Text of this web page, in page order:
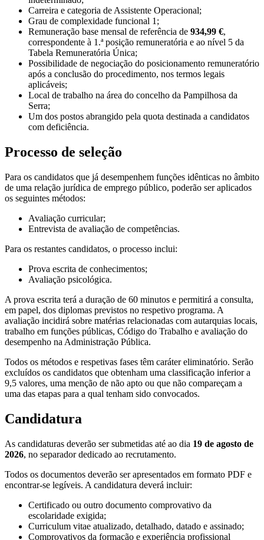
Carreira e categoria de Assistente Operacional;
Grau de complexidade funcional 1;
Remuneração base mensal de referência de 934,99 €,
correspondente à 1.ª posição remuneratória e ao nível 5 da
Tabela Remuneratória Única;
Possibilidade de negociação do posicionamento remuneratório
após a conclusão do procedimento, nos termos legais
aplicáveis;
Local de trabalho na área do concelho da Pampilhosa da
Serra;
Um dos postos abrangido pela quota destinada a candidatos
com deficiência.
Processo de seleção
Para os candidatos que já desempenhem funções idênticas no âmbito
de uma relação jurídica de emprego público, poderão ser aplicados
os seguintes métodos:
Avaliação curricular;
Entrevista de avaliação de competências.
Para os restantes candidatos, o processo inclui:
Prova escrita de conhecimentos;
Avaliação psicológica.
A prova escrita terá a duração de 60 minutos e permitirá a consulta,
em papel, dos diplomas previstos no respetivo programa. A
avaliação incidirá sobre matérias relacionadas com autarquias locais,
trabalho em funções públicas, Código do Trabalho e avaliação do
desempenho na Administração Pública.
Todos os métodos e respetivas fases têm caráter eliminatório. Serão
excluídos os candidatos que obtenham uma classificação inferior a
9,5 valores, uma menção de não apto ou que não compareçam a
uma das etapas para a qual tenham sido convocados.
Candidatura
As candidaturas deverão ser submetidas até ao dia 19 de agosto de
2026, no separador dedicado ao recrutamento.
Todos os documentos deverão ser apresentados em formato PDF e
encontrar-se legíveis. A candidatura deverá incluir:
Certificado ou outro documento comprovativo da
escolaridade exigida;
Curriculum vitae atualizado, detalhado, datado e assinado;
Comprovativos da formação e experiência profissional